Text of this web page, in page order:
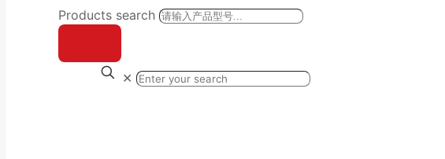
Products search
✕